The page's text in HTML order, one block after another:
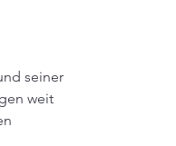
seiner
weit